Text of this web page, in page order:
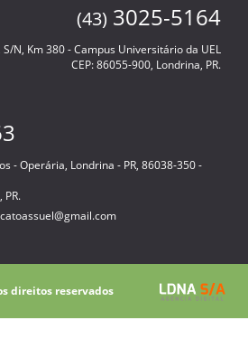
(43) 3025-5164
S/N, Km 380 - Campus Universitário da UEL
CEP: 86055-900, Londrina, PR.
- Operária, Londrina - PR, 86038-350 -
PR.
direitos reservados